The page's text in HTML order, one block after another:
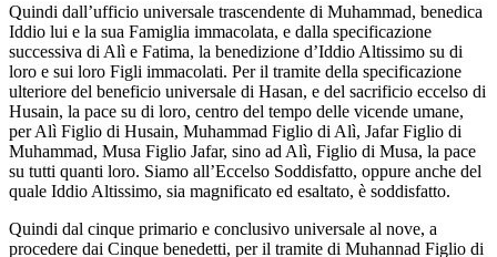
Quindi dall’ufficio universale trascendente di Muhammad, benedica
Iddio lui e la sua Famiglia immacolata, e dalla specificazione
successiva di Alì e Fatima, la benedizione d’Iddio Altissimo su di
loro e sui loro Figli immacolati. Per il tramite della specificazione
ulteriore del beneficio universale di Hasan, e del sacrificio eccelso di
Husain, la pace su di loro, centro del tempo delle vicende umane,
per Alì Figlio di Husain, Muhammad Figlio di Alì, Jafar Figlio di
Muhammad, Musa Figlio Jafar, sino ad Alì, Figlio di Musa, la pace
su tutti quanti loro. Siamo all’Eccelso Soddisfatto, oppure anche del
quale Iddio Altissimo, sia magnificato ed esaltato, è soddisfatto.
Quindi dal cinque primario e conclusivo universale al nove, a
procedere dai Cinque benedetti, per il tramite di Muhannad Figlio di